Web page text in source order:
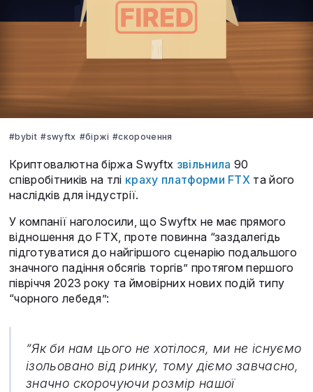
#bybit #swyftx #біржі #скорочення
Криптовалютна біржа Swyftx звільнила 90
співробітників на тлі краху платформи FTX та його
наслідків для індустрії.
У компанії наголосили, що Swyftx не має прямого
відношення до FTX, проте повинна “заздалегідь
підготуватися до найгіршого сценарію подальшого
значного падіння обсягів торгів” протягом першого
півріччя 2023 року та ймовірних нових подій типу
“чорного лебедя”:
“Як би нам цього не хотілося, ми не існуємо
ізольовано від ринку, тому діємо завчасно,
значно скорочуючи розмір нашої